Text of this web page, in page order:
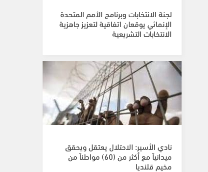
لجنة الانتخابات وبرنامج الأمم المتحدة
الإنمائي يوقعان اتفاقية لتعزيز جاهزية
الانتخابات التشريعية
نادي الأسير: الاحتلال يعتقل ويحقق
ميدانياً مع أكثر من (60) مواطناً من
مخيم قلنديا